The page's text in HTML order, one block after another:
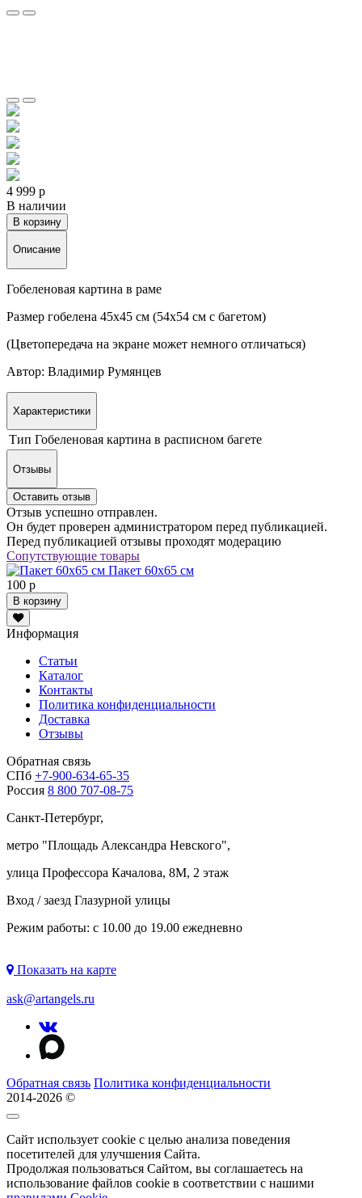
4 999 р
В наличии
В корзину
Описание
Гобеленовая картина в раме
Размер гобелена 45х45 см (54х54 см с багетом)
(Цветопередача на экране может немного отличаться)
Автор: Владимир Румянцев
Характеристики
Тип Гобеленовая картина в расписном багете
Отзывы
Оставить отзыв
Отзыв успешно отправлен.
Он будет проверен администратором перед публикацией.
Перед публикацией отзывы проходят модерацию
Сопутствующие товары
Пакет 60х65 см
100 р
В корзину
Информация
Статьи
Каталог
Контакты
Политика конфиденциальности
Доставка
Отзывы
Обратная связь
СПб +7-900-634-65-35
Россия 8 800 707-08-75
Санкт-Петербург,
метро "Площадь Александра Невского",
улица Профессора Качалова, 8М, 2 этаж
Вход / заезд Глазурной улицы
Режим работы: с 10.00 до 19.00 ежедневно
Показать на карте
ask@artangels.ru
Обратная связь Политика конфиденциальности
2014-2026 ©
Сайт использует cookie с целью анализа поведения
посетителей для улучшения Сайта.
Продолжая пользоваться Сайтом, вы соглашаетесь на
использование файлов cookie в соответствии с нашими